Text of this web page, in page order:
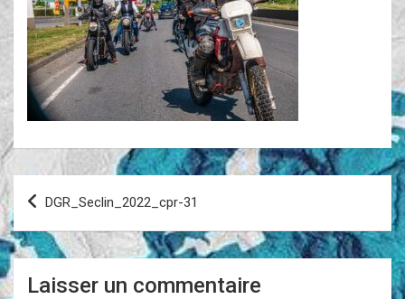
Navigation
de
l’article
DGR_Seclin_2022_cpr-31
Laisser un commentaire